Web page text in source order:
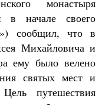
монастыря
в начале своего
сообщил, что в
Михайловича и
ему было велено
святых мест и
путешествия